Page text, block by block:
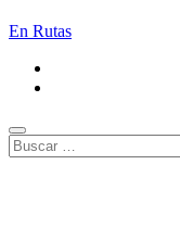
En Rutas
Buscar: